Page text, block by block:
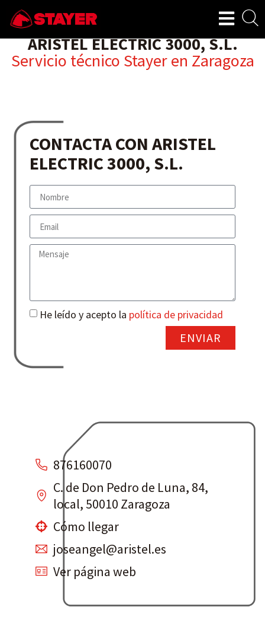
ARISTEL ELECTRIC 3000, S.L.
Servicio técnico Stayer en Zaragoza
CONTACTA CON ARISTEL
ELECTRIC 3000, S.L.
He leído y acepto la política de privacidad
ENVIAR
876160070
C. de Don Pedro de Luna, 84,
local, 50010 Zaragoza
Cómo llegar
joseangel@aristel.es
Ver página web